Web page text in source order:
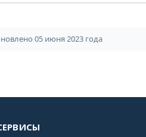
05 июня 2023 года